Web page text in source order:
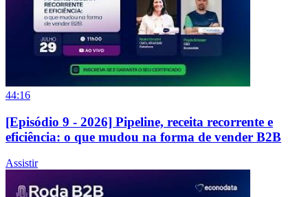
44:16
[Episódio 9 - 2026] Pipeline, receita recorrente e
eficiência: o que mudou na forma de vender B2B
Assistir